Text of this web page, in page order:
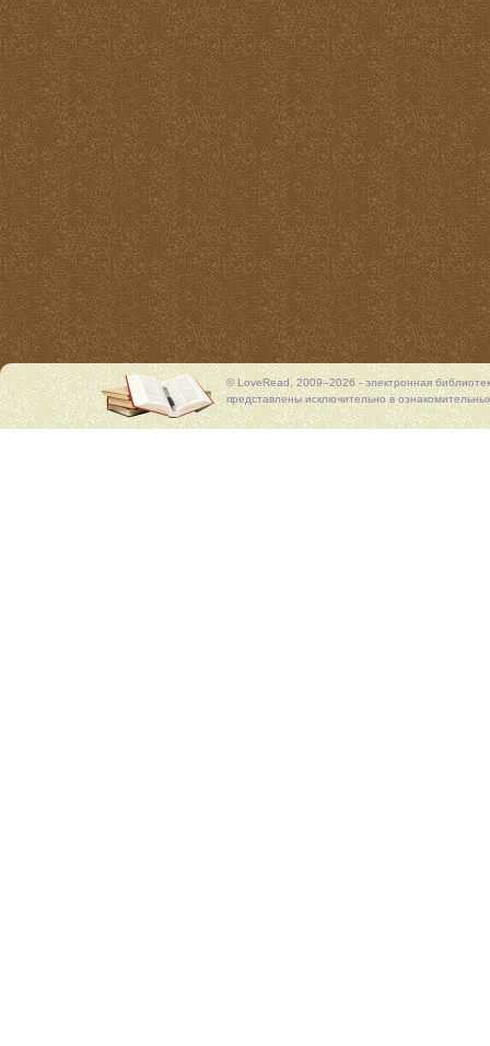
© LoveRead, 2009–2026 - электронная
представлены исключительно в